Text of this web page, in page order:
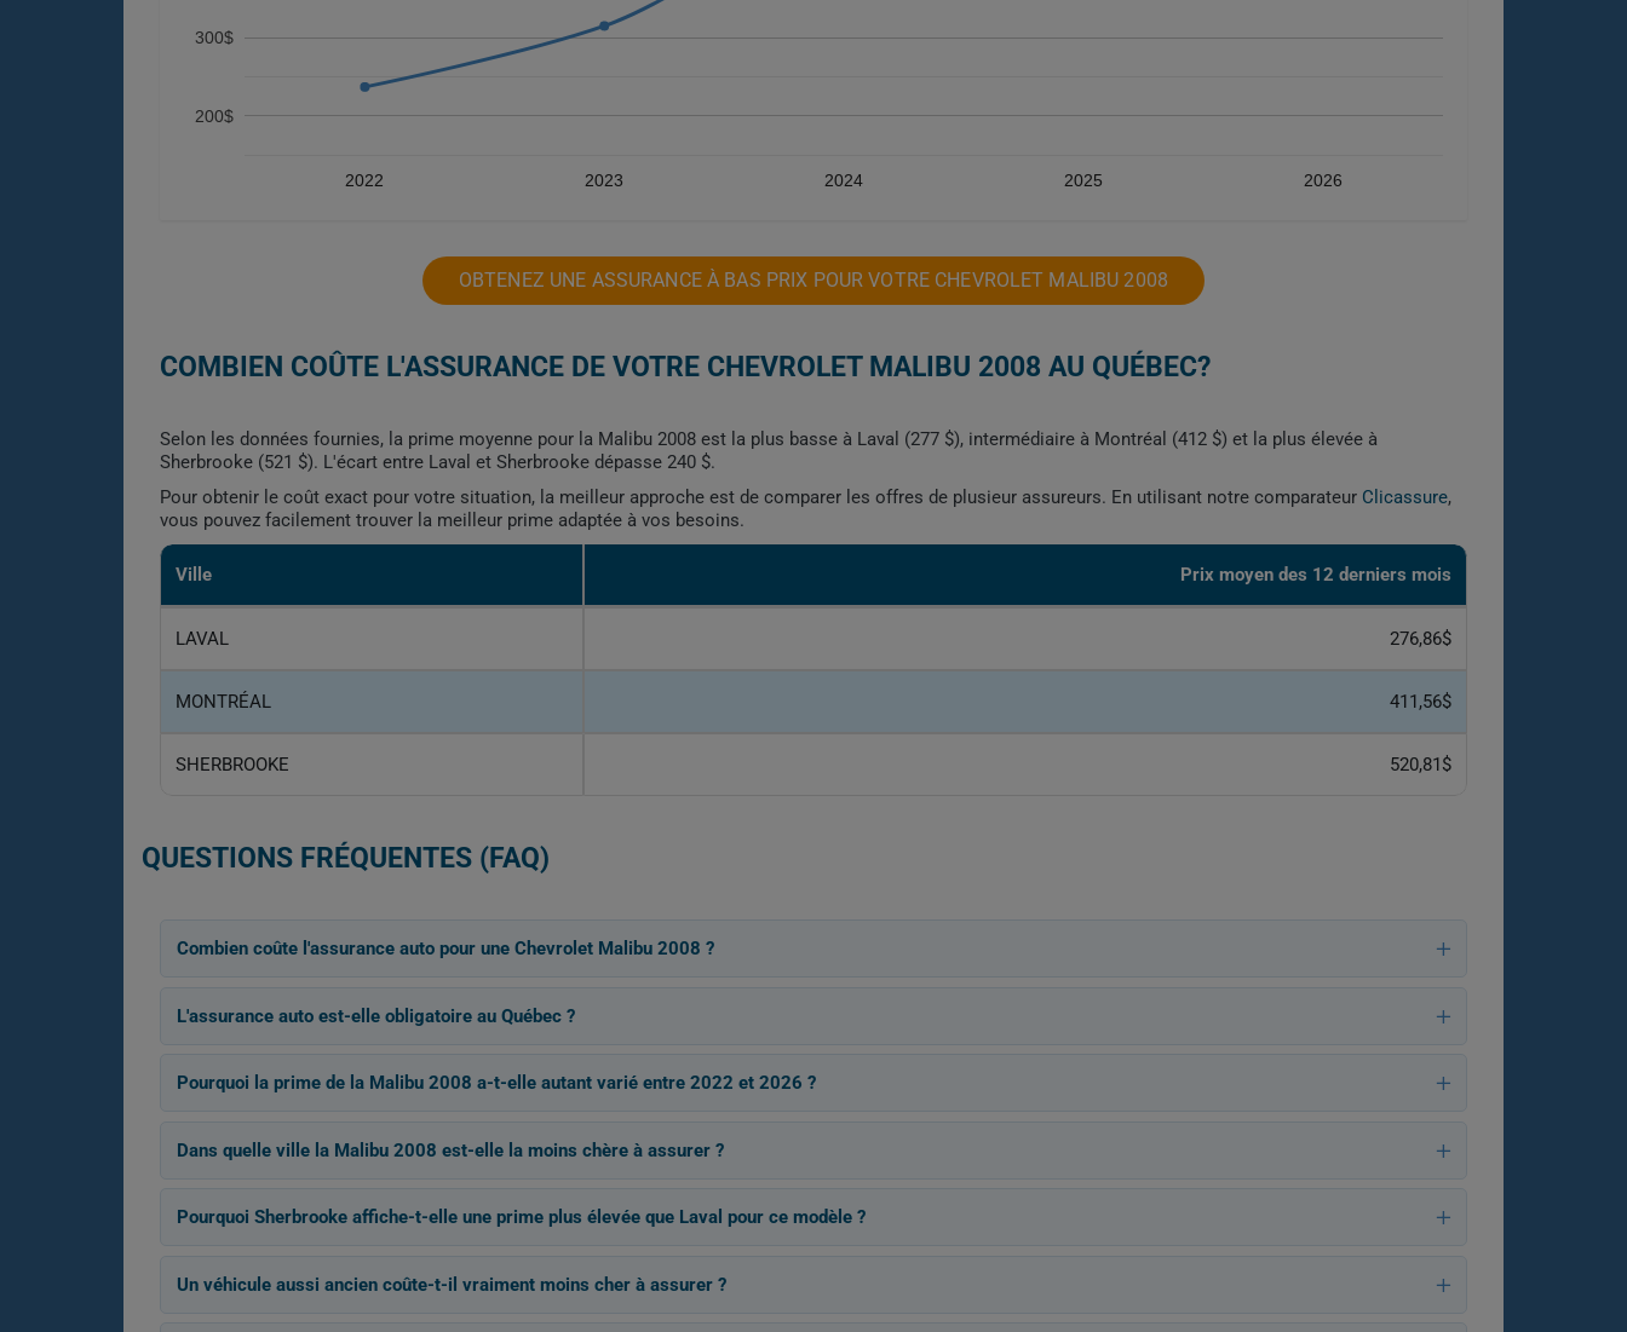
2022 2023 2024 2025 2026
200$
300$
OBTENEZ UNE ASSURANCE À BAS PRIX POUR VOTRE CHEVROLET MALIBU 2008
COMBIEN COÛTE L'ASSURANCE DE VOTRE CHEVROLET MALIBU 2008 AU QUÉBEC?
Selon les données fournies, la prime moyenne pour la Malibu 2008 est la plus basse à Laval (277 $), intermédiaire à Montréal (412 $) et la plus élevée à
Sherbrooke (521 $). L'écart entre Laval et Sherbrooke dépasse 240 $.
Pour obtenir le coût exact pour votre situation, la meilleur approche est de comparer les offres de plusieur assureurs. En utilisant notre comparateur Clicassure,
vous pouvez facilement trouver la meilleur prime adaptée à vos besoins.
Ville Prix ​​moyen des 12 derniers mois
LAVAL 276,86$
MONTRÉAL 411,56$
SHERBROOKE 520,81$
QUESTIONS FRÉQUENTES (FAQ)
Combien coûte l'assurance auto pour une Chevrolet Malibu 2008 ?
L'assurance auto est-elle obligatoire au Québec ?
Pourquoi la prime de la Malibu 2008 a-t-elle autant varié entre 2022 et 2026 ?
Dans quelle ville la Malibu 2008 est-elle la moins chère à assurer ?
Pourquoi Sherbrooke affiche-t-elle une prime plus élevée que Laval pour ce modèle ?
Un véhicule aussi ancien coûte-t-il vraiment moins cher à assurer ?